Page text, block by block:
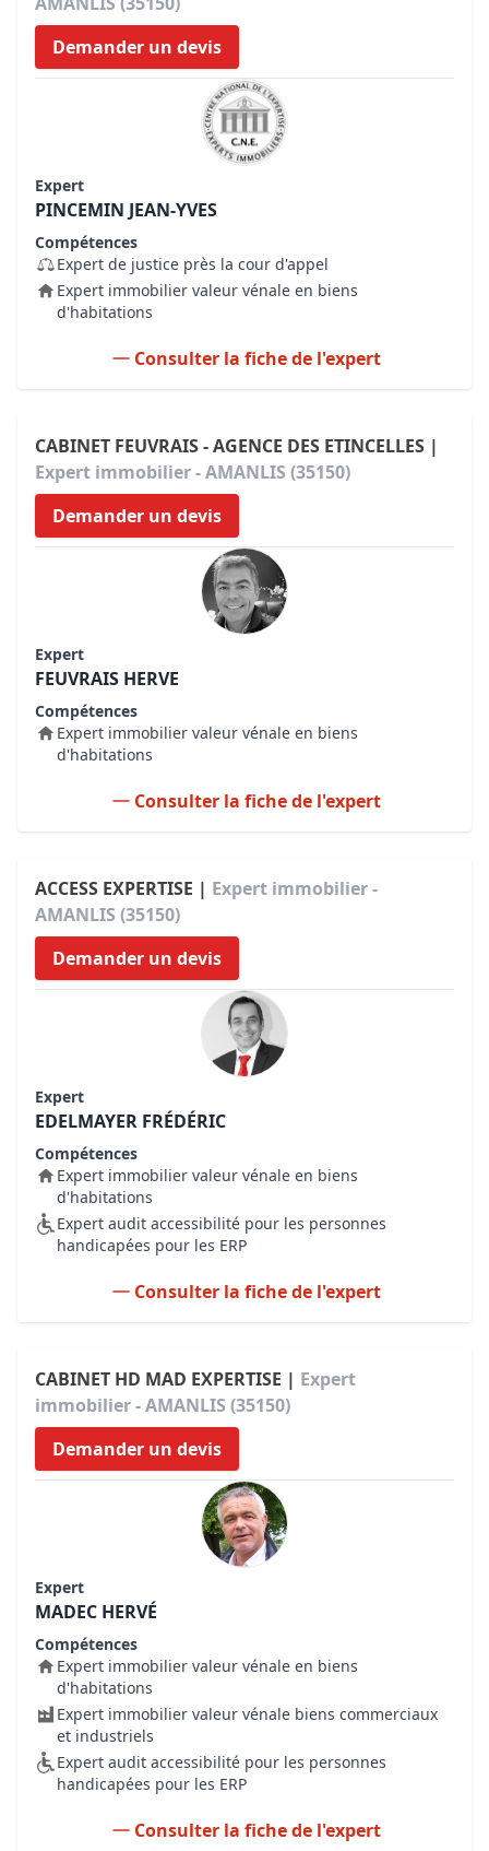
Demander un devis
Expert
PINCEMIN JEAN-YVES
Compétences
Expert de justice près la cour d'appel
Expert immobilier valeur vénale en biens
d'habitations
Consulter la fiche de l'expert
CABINET FEUVRAIS - AGENCE DES ETINCELLES |
Expert immobilier - AMANLIS (35150)
Demander un devis
Expert
FEUVRAIS HERVE
Compétences
Expert immobilier valeur vénale en biens
d'habitations
Consulter la fiche de l'expert
ACCESS EXPERTISE | Expert immobilier -
AMANLIS (35150)
Demander un devis
Expert
EDELMAYER FRÉDÉRIC
Compétences
Expert immobilier valeur vénale en biens
d'habitations
Expert audit accessibilité pour les personnes
handicapées pour les ERP
Consulter la fiche de l'expert
CABINET HD MAD EXPERTISE | Expert
immobilier - AMANLIS (35150)
Demander un devis
Expert
MADEC HERVÉ
Compétences
Expert immobilier valeur vénale en biens
d'habitations
Expert immobilier valeur vénale biens commerciaux
et industriels
Expert audit accessibilité pour les personnes
handicapées pour les ERP
Consulter la fiche de l'expert